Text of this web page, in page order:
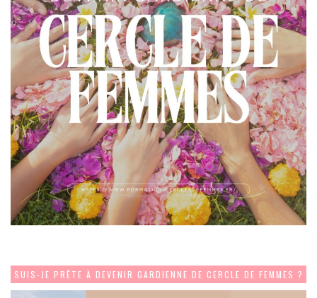
SUIS-JE PRÊTE À DEVENIR GARDIENNE DE CERCLE DE FEMMES ?